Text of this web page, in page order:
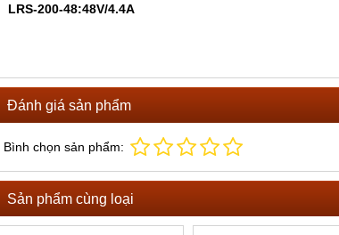
LRS-200-48:48V/4.4A
Đánh giá sản phẩm
Bình chọn sản phẩm:
Sản phẩm cùng loại